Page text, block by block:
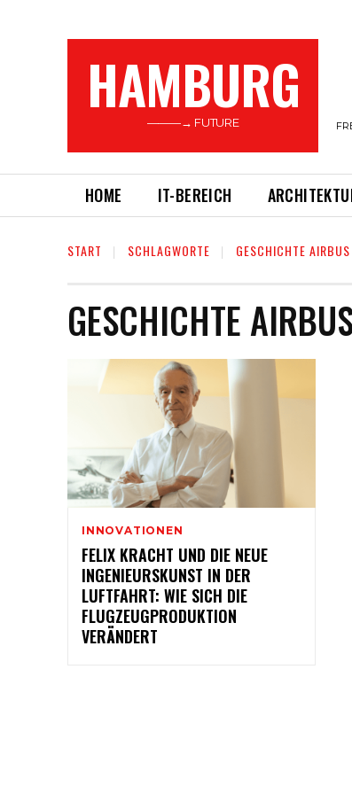
HAMBURG
———→ FUTURE
HOME IT-BEREICH
START SCHLAGWORTE GESCHICHTE
GESCHICHTE
INNOVATIONEN
FELIX KRACHT UND DIE NEUE
INGENIEURSKUNST IN DER
LUFTFAHRT: WIE SICH DIE
FLUGZEUGPRODUKTION
VERÄNDERT